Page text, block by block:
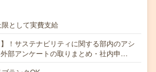
として実費支給
】！サステナビリティに関する部内のアシ
部アンケートの取りまとめ・社内申…